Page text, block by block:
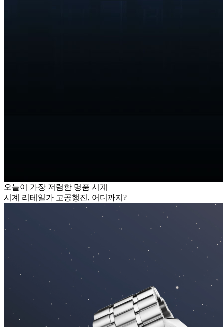
오늘이 가장 저렴한 명품 시계
시계 리테일가 고공행진, 어디까지?